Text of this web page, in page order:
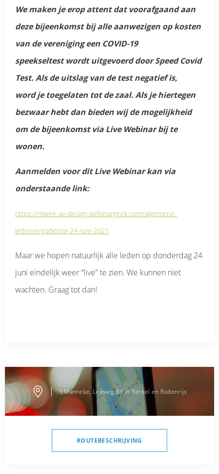
We maken je erop attent dat voorafgaand aan
deze bijeenkomst bij alle aanwezigen op kosten
van de vereniging een COVID-19
speekseltest wordt uitgevoerd door Speed Covid
Test. Als de uitslag van de test negatief is,
word je toegelaten tot de zaal. Als je hiertegen
bezwaar hebt dan bieden wij de mogelijkheid
om de bijeenkomst via Live Webinar bij te
wonen.
Aanmelden voor dit Live Webinar kan via
onderstaande link:
https://mwee-av-design.webinargeek.com/algemene-
ledenvergadering-24-juni-2021
Maar we hopen natuurlijk alle leden op donderdag 24
juni eindelijk weer “live” te zien. We kunnen niet
wachten. Graag tot dan!
't Manneke, Leeweg 33 in Berkel en Rodenrijs
ROUTEBESCHRIJVING